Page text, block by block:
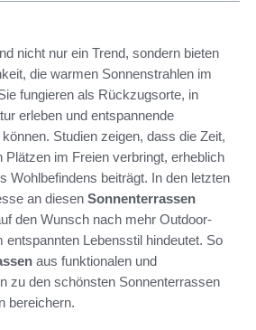
nicht nur ein Trend, sondern bieten
die warmen Sonnenstrahlen im
fungieren als Rückzugsorte, in
erleben und entspannende
Studien zeigen, dass die Zeit,
Plätzen im Freien verbringt, erheblich
Wohlbefindens beiträgt. In den letzten
an diesen Sonnenterrassen
den Wunsch nach mehr Outdoor-
entspannten Lebensstil hindeutet. So
aus funktionalen und
zu den schönsten Sonnenterrassen
bereichern.